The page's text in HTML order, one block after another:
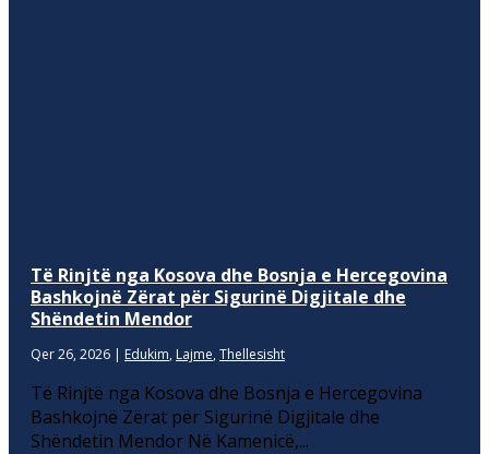
Të Rinjtë nga Kosova dhe Bosnja e Hercegovina
Bashkojnë Zërat për Sigurinë Digjitale dhe
Shëndetin Mendor
Qer 26, 2026 | Edukim, Lajme, Thellesisht
Të Rinjtë nga Kosova dhe Bosnja e Hercegovina
Bashkojnë Zërat për Sigurinë Digjitale dhe
Shëndetin Mendor Në Kamenicë,...